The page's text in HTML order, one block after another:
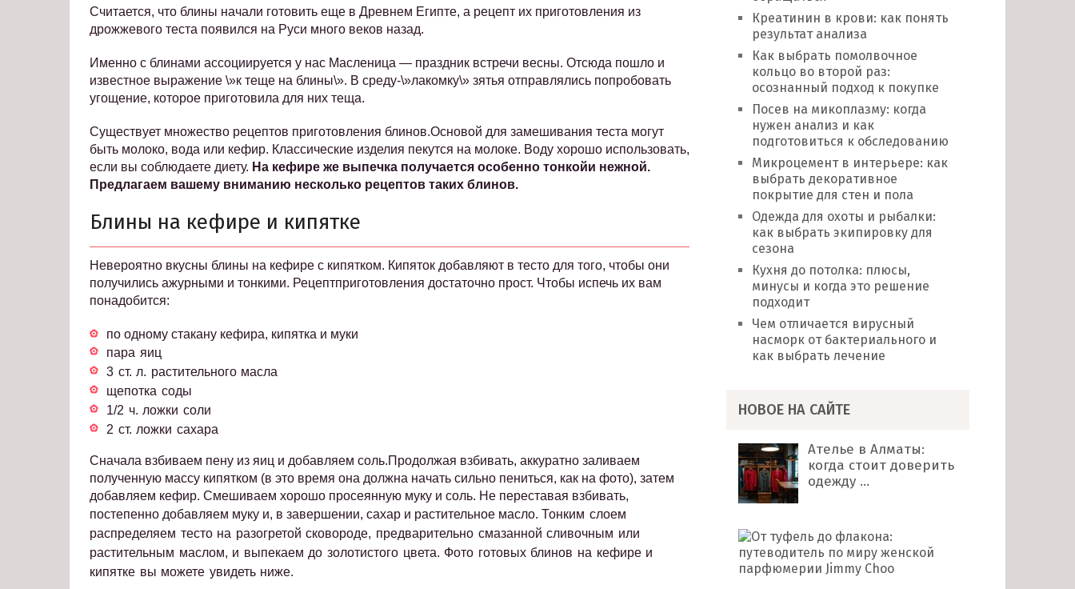
Считается, что блины начали готовить еще в Древнем Египте, а рецепт их приготовления из
дрожжевого теста появился на Руси много веков назад.
Именно с блинами ассоциируется у нас Масленица — праздник встречи весны. Отсюда пошло и
известное выражение \»к теще на блины\». В среду-\»лакомку\» зятья отправлялись попробовать
угощение, которое приготовила для них теща.
Существует множество рецептов приготовления блинов.Основой для замешивания теста могут
быть молоко, вода или кефир. Классические изделия пекутся на молоке. Воду хорошо использовать,
если вы соблюдаете диету. На кефире же выпечка получается особенно тонкойи нежной.
Предлагаем вашему вниманию несколько рецептов таких блинов.
Блины на кефире и кипятке
Невероятно вкусны блины на кефире с кипятком. Кипяток добавляют в тесто для того, чтобы они
получились ажурными и тонкими. Рецептприготовления достаточно прост. Чтобы испечь их вам
понадобится:
по одному стакану кефира, кипятка и муки
пара яиц
3 ст. л. растительного масла
щепотка соды
1/2 ч. ложки соли
2 ст. ложки сахара
Сначала взбиваем пену из яиц и добавляем соль.Продолжая взбивать, аккуратно заливаем
полученную массу кипятком (в это время она должна начать сильно пениться, как на фото), затем
добавляем кефир. Смешиваем хорошо просеянную муку и соль. Не переставая взбивать,
постепенно добавляем муку и, в завершении, сахар и растительное масло. Тонким слоем
распределяем тесто на разогретой сковороде, предварительно смазанной сливочным или
растительным маслом, и выпекаем до золотистого цвета. Фото готовых блинов на кефире и
кипятке вы можете увидеть ниже.
Креатинин в крови: как понять
результат анализа
Как выбрать помолвочное
кольцо во второй раз:
осознанный подход к покупке
Посев на микоплазму: когда
нужен анализ и как
подготовиться к обследованию
Микроцемент в интерьере: как
выбрать декоративное
покрытие для стен и пола
Одежда для охоты и рыбалки:
как выбрать экипировку для
сезона
Кухня до потолка: плюсы,
минусы и когда это решение
подходит
Чем отличается вирусный
насморк от бактериального и
как выбрать лечение
НОВОЕ НА САЙТЕ
Ателье в Алматы:
когда стоит доверить
одежду …